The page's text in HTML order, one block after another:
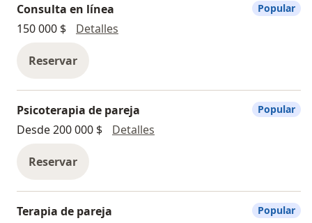
Consulta en línea
150 000 $
Detalles
Reservar
Popular
Psicoterapia de pareja
Desde 200 000 $
Detalles
Reservar
Popular
Terapia de pareja
Popular